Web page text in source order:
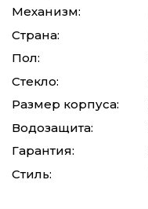
Механизм:
Страна:
Пол:
Стекло:
Размер корпуса:
Водозащита:
Гарантия:
Стиль: